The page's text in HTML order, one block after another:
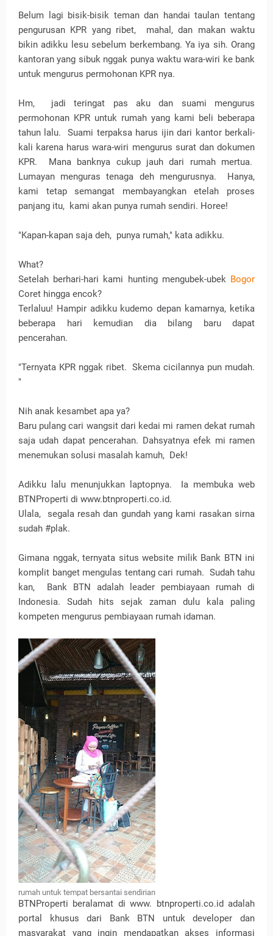
Belum lagi bisik-bisik teman dan handai taulan tentang
pengurusan KPR yang ribet,
mahal, dan makan waktu
bikin adikku lesu sebelum berkembang. Ya iya sih. Orang
kantoran yang sibuk nggak punya waktu wara-wiri ke bank
untuk mengurus permohonan KPR nya.
Hm,
jadi teringat pas aku dan suami mengurus
permohonan KPR untuk rumah yang kami beli beberapa
tahun lalu.
Suami terpaksa harus ijin dari kantor berkali-
kali karena harus wara-wiri mengurus surat dan dokumen
KPR.
Mana banknya cukup jauh dari rumah mertua.
Lumayan menguras tenaga deh mengurusnya.
Hanya,
kami tetap semangat membayangkan etelah proses
panjang itu, kami akan punya rumah sendiri. Horee!
"Kapan-kapan saja deh, punya rumah," kata adikku.
What?
Setelah berhari-hari kami hunting mengubek-ubek Bogor
Coret hingga encok?
Terlaluu! Hampir adikku kudemo depan kamarnya, ketika
beberapa hari kemudian dia bilang baru dapat
pencerahan.
"Ternyata KPR nggak ribet. Skema cicilannya pun mudah.
"
Nih anak kesambet apa ya?
Baru pulang cari wangsit dari kedai mi ramen dekat rumah
saja udah dapat pencerahan. Dahsyatnya efek mi ramen
menemukan solusi masalah kamuh, Dek!
Adikku lalu menunjukkan laptopnya.
Ia membuka web
BTNProperti di www.btnproperti.co.id.
Ulala,
segala resah dan gundah yang kami rasakan sirna
sudah #plak.
Gimana nggak, ternyata situs website milik Bank BTN ini
komplit banget mengulas tentang cari rumah. Sudah tahu
kan,
Bank BTN adalah leader pembiayaan rumah di
Indonesia. Sudah hits sejak zaman dulu kala paling
kompeten mengurus pembiayaan rumah idaman.
rumah untuk tempat bersantai sendirian
BTNProperti beralamat di www. btnproperti.co.id adalah
portal khusus dari Bank BTN untuk developer dan
masyarakat yang ingin mendapatkan akses informasi